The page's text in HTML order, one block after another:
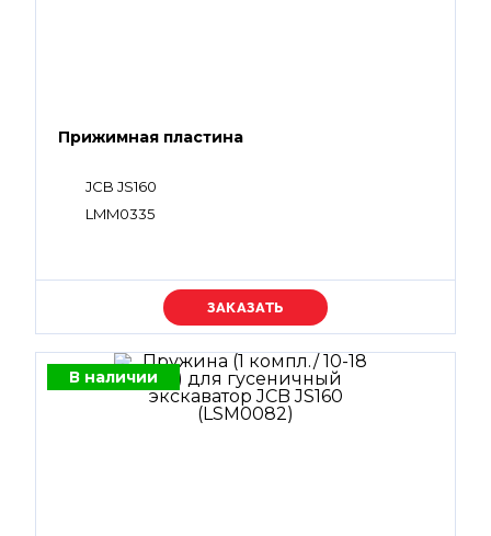
Прижимная пластина
JCB JS160
LMM0335
Уточняйте цену
В наличии